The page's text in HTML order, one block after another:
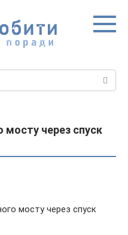
мосту через спуск
мосту через спуск